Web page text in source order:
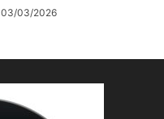
03/03/2026